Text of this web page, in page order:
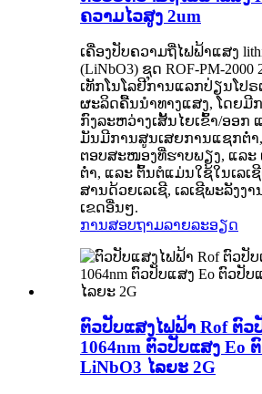
ຄວາມໄວສູງ 2um
ເຄື່ອງປັບຄວາມຖີ່ໄຟຟ້າແສງ
(LiNbO3) ຊຸດ ROF-PM-2000
ເທັກໂນໂລຢີການແລກປ່ຽນໂປ
ຜະລິດຄື້ນນຳທາງແສງ, ໂດຍມີ
ກົງລະຫວ່າງເສັ້ນໄຍເຂົ້າ/ອອກ
ມັນມີການສູນເສຍການແຊກຕໍ່
ຕອບສະໜອງທີ່ຮາບພຽງ, ແລະ
ຕໍ່າ, ແລະ ຕົ້ນຕໍແມ່ນໃຊ້ໃນເລເ
ສານດ້ວຍເລເຊີ, ເລເຊີພະລັງງ
ເຂດອື່ນໆ.
ການສອບຖາມລາຍລະອຽດ
ຕົວປັບແສງໄຟຟ້າ Rof ຕົວ
1064nm ຕົວປັບແສງ Eo
LiNbO3 ໄລຍະ 2G